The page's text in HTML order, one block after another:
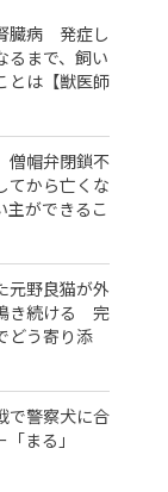
臓病 発症し
るまで、飼い
とは【獣医師
帽弁閉鎖不
てから亡くな
主ができるこ
元野良猫が外
き続ける 完
どう寄り添
で警察犬に合
まる」